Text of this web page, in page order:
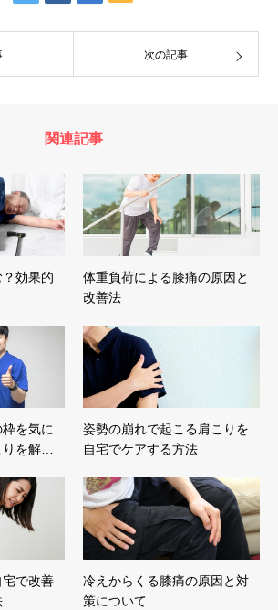
次の記事
関連記事
効果的
体重負荷による膝痛の原因と
改善法
を気に
を解…
姿勢の崩れで起こる肩こりを
自宅でケアする方法
で改善
冷えからくる膝痛の原因と対
策について